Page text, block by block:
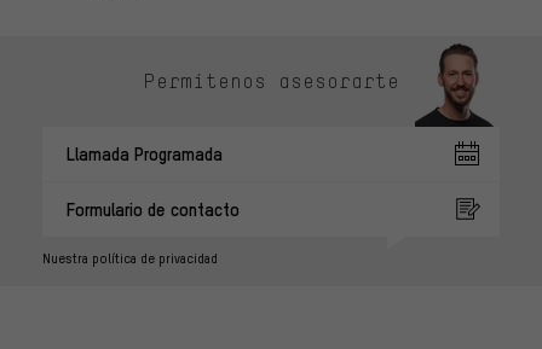
Permítenos asesorarte
Llamada Programada
Formulario de contacto
Nuestra política de privacidad